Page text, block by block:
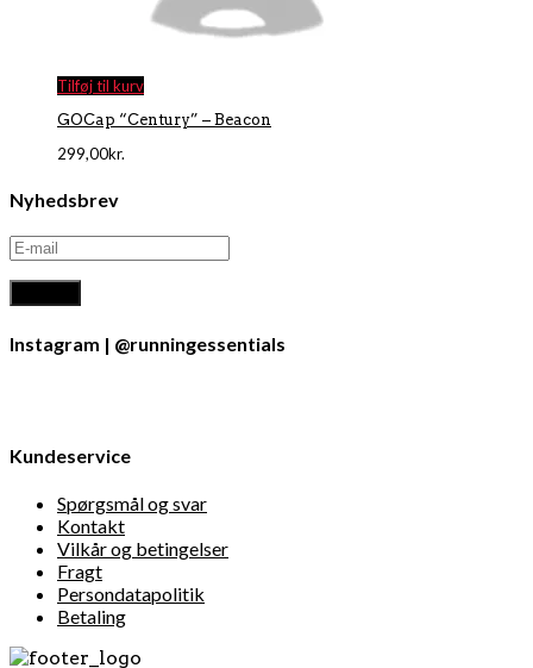
Tilføj til kurv
GOCap “Century” – Beacon
299,00kr.
Nyhedsbrev
Instagram | @runningessentials
Kundeservice
Spørgsmål og svar
Kontakt
Vilkår og betingelser
Fragt
Persondatapolitik
Betaling